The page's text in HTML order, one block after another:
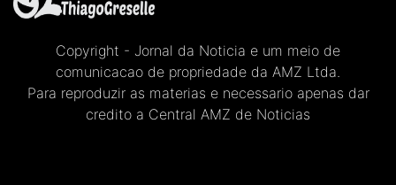
Copyright - Jornal da Noticia e um meio de
comunicacao de propriedade da AMZ Ltda.
Para reproduzir as materias e necessario apenas dar
credito a Central AMZ de Noticias